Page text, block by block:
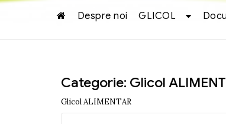
Despre noi GLICOL
Categorie: Glicol
Glicol ALIMENTAR